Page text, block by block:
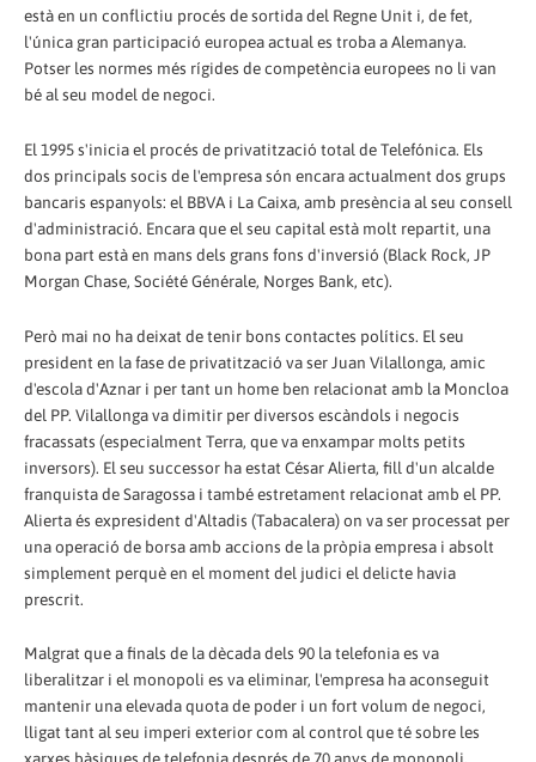
està en un conflictiu procés de sortida del Regne Unit i, de fet,
l'única gran participació europea actual es troba a Alemanya.
Potser les normes més rígides de competència europees no li van
bé al seu model de negoci.
El 1995 s'inicia el procés de privatització total de Telefónica. Els
dos principals socis de l'empresa són encara actualment dos grups
bancaris espanyols: el BBVA i La Caixa, amb presència al seu consell
d'administració. Encara que el seu capital està molt repartit, una
bona part està en mans dels grans fons d'inversió (Black Rock, JP
Morgan Chase, Société Générale, Norges Bank, etc).
Però mai no ha deixat de tenir bons contactes polítics. El seu
president en la fase de privatització va ser Juan Vilallonga, amic
d'escola d'Aznar i per tant un home ben relacionat amb la Moncloa
del PP. Vilallonga va dimitir per diversos escàndols i negocis
fracassats (especialment Terra, que va enxampar molts petits
inversors). El seu successor ha estat César Alierta, fill d'un alcalde
franquista de Saragossa i també estretament relacionat amb el PP.
Alierta és expresident d'Altadis (Tabacalera) on va ser processat per
una operació de borsa amb accions de la pròpia empresa i absolt
simplement perquè en el moment del judici el delicte havia
prescrit.
Malgrat que a finals de la dècada dels 90 la telefonia es va
liberalitzar i el monopoli es va eliminar, l'empresa ha aconseguit
mantenir una elevada quota de poder i un fort volum de negoci,
lligat tant al seu imperi exterior com al control que té sobre les